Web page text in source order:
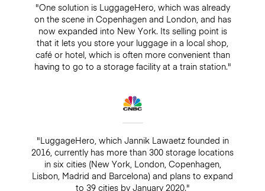
"One solution is LuggageHero, which was already
on the scene in Copenhagen and London, and has
now expanded into New York. Its selling point is
that it lets you store your luggage in a local shop,
café or hotel, which is often more convenient than
having to go to a storage facility at a train station."
"LuggageHero, which Jannik Lawaetz founded in
2016, currently has more than 300 storage locations
in six cities (New York, London, Copenhagen,
Lisbon, Madrid and Barcelona) and plans to expand
to 39 cities by January 2020."